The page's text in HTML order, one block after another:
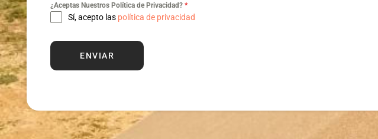
¿Aceptas Nuestros Política de Privacidad? *
Sí, acepto las política de privacidad
ENVIAR